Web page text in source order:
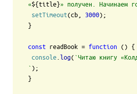
«${title}» получен. Начинаем
setTimeout(cb, 3000);
}
const readBook = function () {
console log( `Читаю книгу
` );
}